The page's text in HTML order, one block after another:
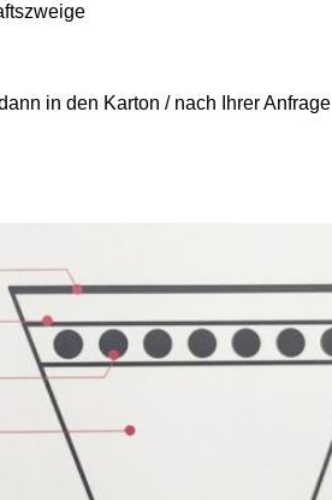
in den Karton / nach Ihrer Anfrage